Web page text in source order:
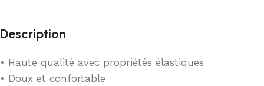
Description
• Haute qualité avec propriétés élastiques
• Doux et confortable